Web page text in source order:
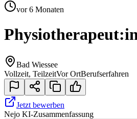
vor 6 Monaten
Bad Wiessee
Vollzeit, TeilzeitVor OrtBerufserfahren
Jetzt bewerben
Nejo KI-Zusammenfassung